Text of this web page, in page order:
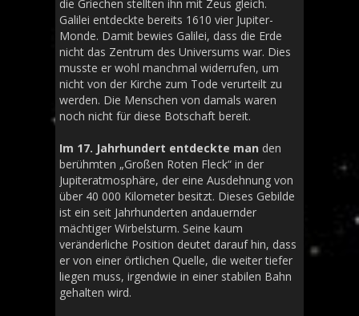
die Griechen stellten ihn mit Zeus gleich.
Galilei entdeckte bereits 1610 vier Jupiter-
Monde. Damit bewies Galilei, dass die Erde
nicht das Zentrum des Universums war. Dies
musste er wohl manchmal widerrufen, um
nicht von der Kirche zum Tode verurteilt zu
werden. Die Menschen von damals waren
noch nicht für diese Botschaft bereit.
Im 17. Jahrhundert entdeckte man den
berühmten „Großen Roten Fleck“ in der
Jupiteratmosphäre, der eine Ausdehnung von
über 40 000 Kilometer besitzt. Dieses Gebilde
ist ein seit Jahrhunderten andauernder
mächtiger Wirbelsturm. Seine kaum
veränderliche Position deutet darauf hin, dass
er von einer örtlichen Quelle, die weiter tiefer
liegen muss, irgendwie in einer stabilen Bahn
gehalten wird.